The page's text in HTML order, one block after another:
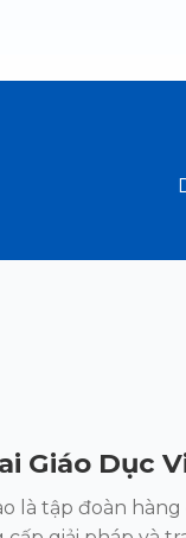
Giáo Dục
là tập đoàn